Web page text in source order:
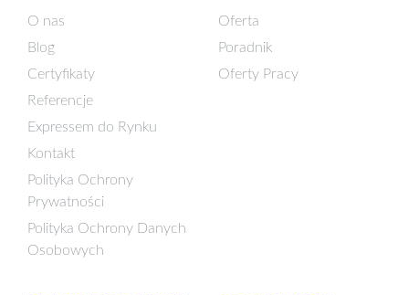
O nas
Blog
Certyfikaty
Referencje
Expressem do Rynku
Kontakt
Polityka Ochrony
Prywatności
Polityka Ochrony Danych
Osobowych
Oferta
Poradnik
Oferty Pracy